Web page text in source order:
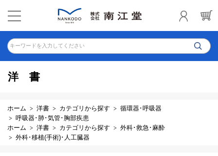
キーワードを入力してください
洋書
ホーム 洋書 カテゴリから探す
循環器･呼吸器
呼吸器･肺･気管･胸部疾患
ホーム
洋書 カテゴリから探す
外科･救急･麻酔
外科･移植(手術)･人工臓器